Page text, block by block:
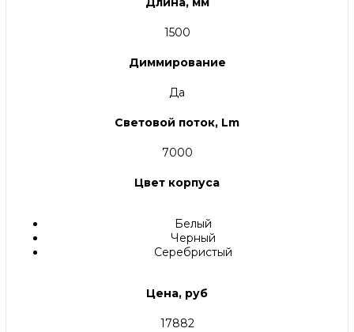
1500
Диммирование
Да
Световой поток, Lm
7000
Цвет корпуса
Белый
Черный
Серебристый
Цена, руб
17882